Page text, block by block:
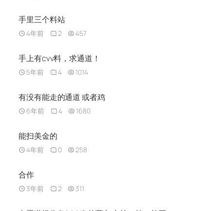
手里三个料站
4年前 2 457
手上有cvv料，求通道！
5年前 4 1014
有没有能走的通道 或者鸡
6年前 4 1680
能扫美金的
4年前 0 258
合作
3年前 2 311